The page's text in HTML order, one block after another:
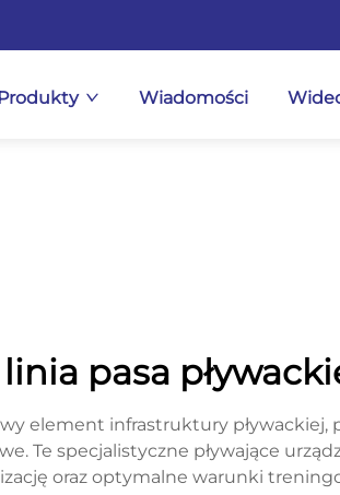
Wiadomości
linia pasa
element infrastruktury
Te specjalistyczne pływające
oraz optymalne warunki